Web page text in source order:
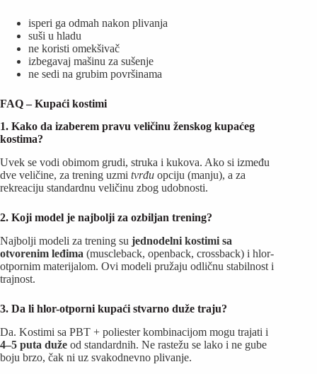
isperi ga odmah nakon plivanja
suši u hladu
ne koristi omekšivač
izbegavaj mašinu za sušenje
ne sedi na grubim površinama
FAQ – Kupaći kostimi
1. Kako da izaberem pravu veličinu ženskog kupaćeg
kostima?
Uvek se vodi obimom grudi, struka i kukova. Ako si između
dve veličine, za trening uzmi tvrđu opciju (manju), a za
rekreaciju standardnu veličinu zbog udobnosti.
2. Koji model je najbolji za ozbiljan trening?
Najbolji modeli za trening su jednodelni kostimi sa
otvorenim leđima (muscleback, openback, crossback) i hlor-
otpornim materijalom. Ovi modeli pružaju odličnu stabilnost i
trajnost.
3. Da li hlor-otporni kupaći stvarno duže traju?
Da. Kostimi sa PBT + poliester kombinacijom mogu trajati i
4–5 puta duže od standardnih. Ne rastežu se lako i ne gube
boju brzo, čak ni uz svakodnevno plivanje.